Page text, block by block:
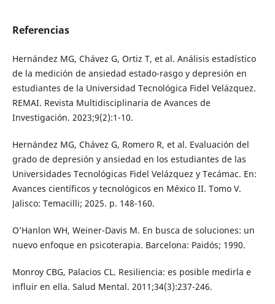
Referencias
Hernández MG, Chávez G, Ortiz T, et al. Análisis estadístico
de la medición de ansiedad estado-rasgo y depresión en
estudiantes de la Universidad Tecnológica Fidel Velázquez.
REMAI. Revista Multidisciplinaria de Avances de
Investigación. 2023;9(2):1-10.
Hernández MG, Chávez G, Romero R, et al. Evaluación del
grado de depresión y ansiedad en los estudiantes de las
Universidades Tecnológicas Fidel Velázquez y Tecámac. En:
Avances científicos y tecnológicos en México II. Tomo V.
Jalisco: Temacilli; 2025. p. 148-160.
O’Hanlon WH, Weiner-Davis M. En busca de soluciones: un
nuevo enfoque en psicoterapia. Barcelona: Paidós; 1990.
Monroy CBG, Palacios CL. Resiliencia: es posible medirla e
influir en ella. Salud Mental. 2011;34(3):237-246.